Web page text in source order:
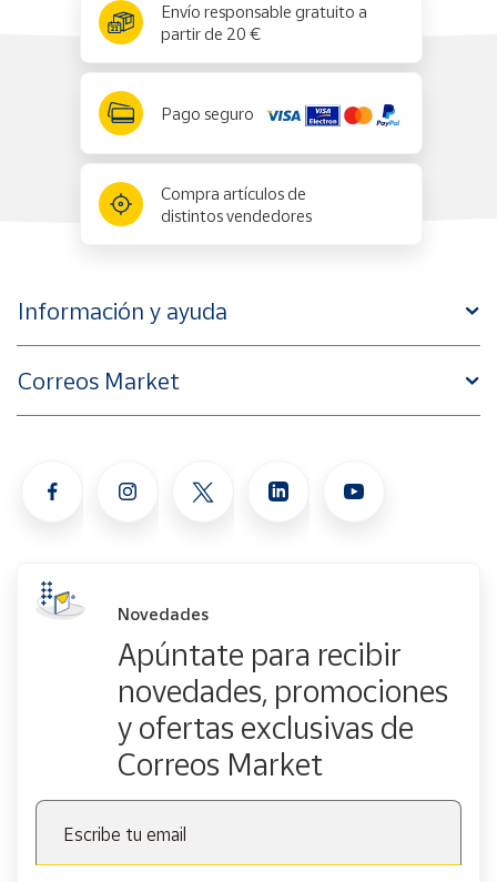
Envío responsable gratuito a
partir de 20 €
Pago seguro
Compra artículos de
distintos vendedores
Información y ayuda
Correos Market
Novedades
Apúntate para recibir
novedades, promociones
y ofertas exclusivas de
Correos Market
Escribe tu email